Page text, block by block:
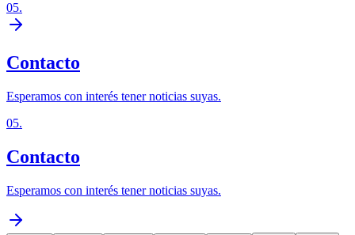
05.
Contacto
Esperamos con interés tener noticias suyas.
05.
Contacto
Esperamos con interés tener noticias suyas.